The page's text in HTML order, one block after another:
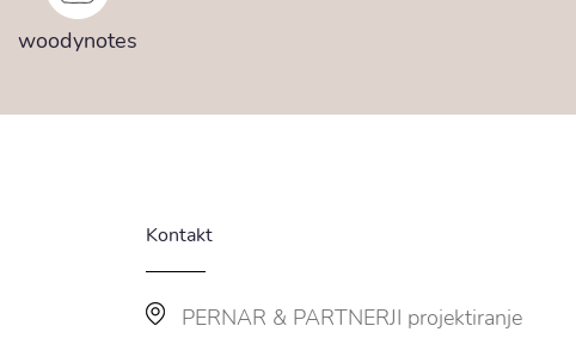
woodynotes
Kontakt
PERNAR & PARTNERJI projektiranje